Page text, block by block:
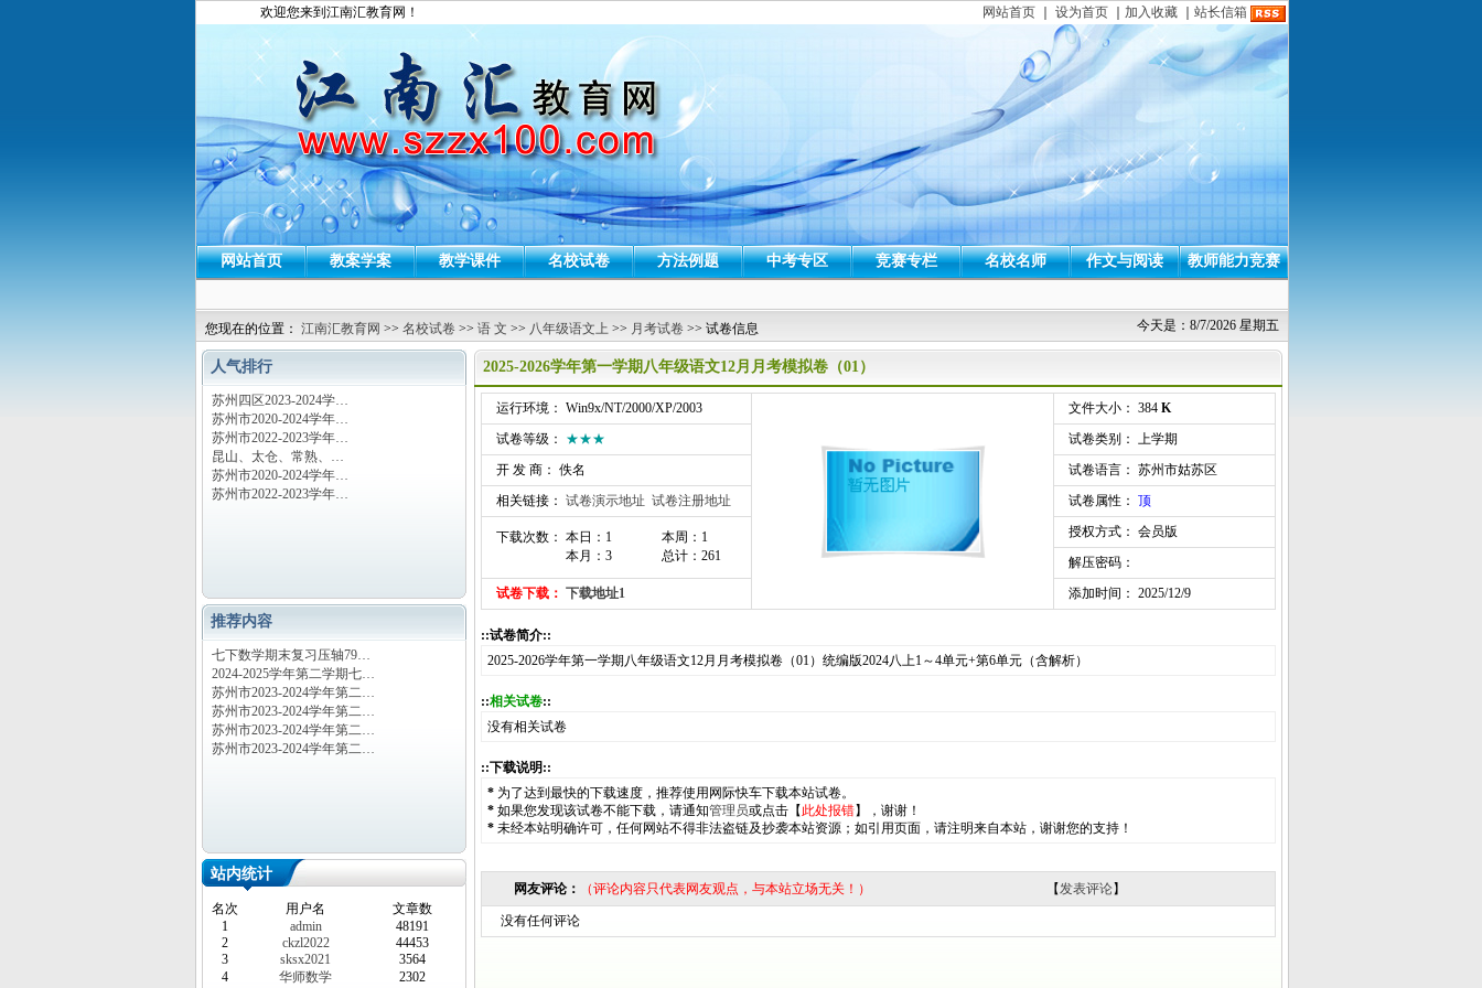
欢迎您来到江南汇教育网！ 网站首页 设为首页 加入收藏 站长信箱
网站首页 教案学案 教学课件 名校试卷 方法例题 中考专区 竞赛专栏 名校名师 作文与阅读 教师能力竞赛
今天是：8/7/2026 星期五
您现在的位置： 江南汇教育网 >> 名校试卷 >> 语 文 >> 八年级语文上 >> 月考试卷 >> 试卷信息
人气排行
苏州四区2023-2024学…
苏州市2020-2024学年…
苏州市2022-2023学年…
昆山、太仓、常熟、…
苏州市2020-2024学年…
苏州市2022-2023学年…
推荐内容
七下数学期末复习压轴79…
2024-2025学年第二学期七…
苏州市2023-2024学年第二…
苏州市2023-2024学年第二…
苏州市2023-2024学年第二…
苏州市2023-2024学年第二…
站内统计
名次 用户名
文章数
1
admin
48191
2
ckzl2022
44453
3
sksx2021
3564
4
华师数学
2302
2025-2026学年第一学期八年级语文12月月考模拟卷（01）
运行环境： Win9x/NT/2000/XP/2003 文件大小： 384 K
试卷等级： ★★★
试卷类别： 上学期
开 发 商： 佚名
试卷语言： 苏州市姑苏区
相关链接： 试卷演示地址 试卷注册地址 试卷属性： 顶
下载次数： 本日：1
本月：3
本周：1
总计：261
授权方式： 会员版
解压密码：
试卷下载： 下载地址1 添加时间： 2025/12/9
::试卷简介::
2025-2026学年第一学期八年级语文12月月考模拟卷（01）统编版2024八上1～4单元+第6单元（含解析）
::相关试卷::
没有相关试卷
::下载说明::
* 为了达到最快的下载速度，推荐使用网际快车下载本站试卷。
* 如果您发现该试卷不能下载，请通知管理员或点击【 此处报错】，谢谢！
* 未经本站明确许可，任何网站不得非法盗链及抄袭本站资源；如引用页面，请注明来自本站，谢谢您的支持！
网友评论： （评论内容只代表网友观点，与本站立场无关！） 【发表评论】
没有任何评论